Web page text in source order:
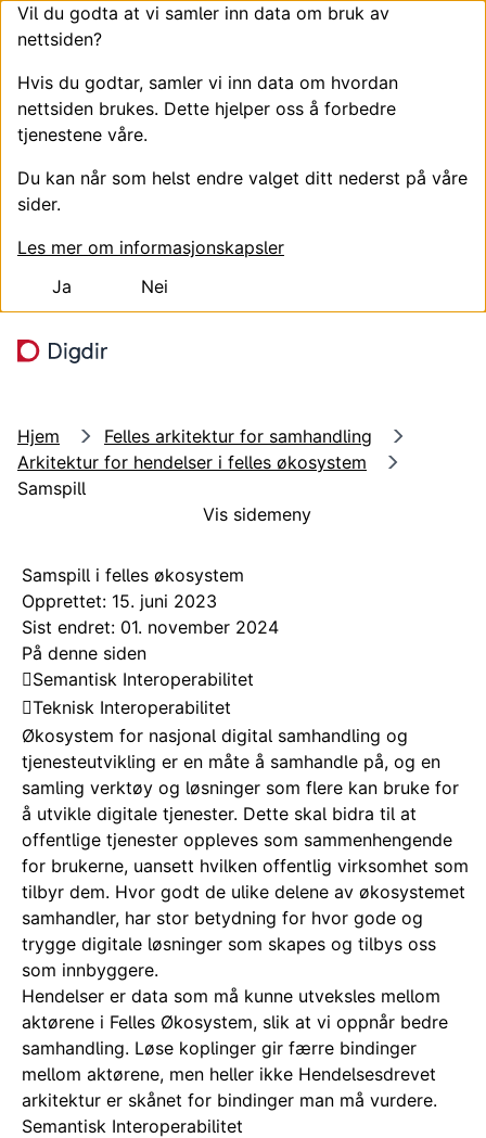
Vil du godta at vi samler inn data om bruk av
nettsiden?
Hvis du godtar, samler vi inn data om hvordan
nettsiden brukes. Dette hjelper oss å forbedre
tjenestene våre.
Du kan når som helst endre valget ditt nederst på våre
sider.
Les mer om informasjonskapsler
Ja
Nei
Hjem
Felles arkitektur for samhandling
Arkitektur for hendelser i felles økosystem
Samspill
Vis sidemeny
Samspill i felles økosystem
Opprettet: 15. juni 2023
Sist endret: 01. november 2024
På denne siden
Semantisk Interoperabilitet
Teknisk Interoperabilitet
Økosystem for nasjonal digital samhandling og
tjenesteutvikling er en måte å samhandle på, og en
samling verktøy og løsninger som flere kan bruke for
å utvikle digitale tjenester. Dette skal bidra til at
offentlige tjenester oppleves som sammenhengende
for brukerne, uansett hvilken offentlig virksomhet som
tilbyr dem. Hvor godt de ulike delene av økosystemet
samhandler, har stor betydning for hvor gode og
trygge digitale løsninger som skapes og tilbys oss
som innbyggere.
Hendelser er data som må kunne utveksles mellom
aktørene i Felles Økosystem, slik at vi oppnår bedre
samhandling. Løse koplinger gir færre bindinger
mellom aktørene, men heller ikke Hendelsesdrevet
arkitektur er skånet for bindinger man må vurdere.
Semantisk Interoperabilitet